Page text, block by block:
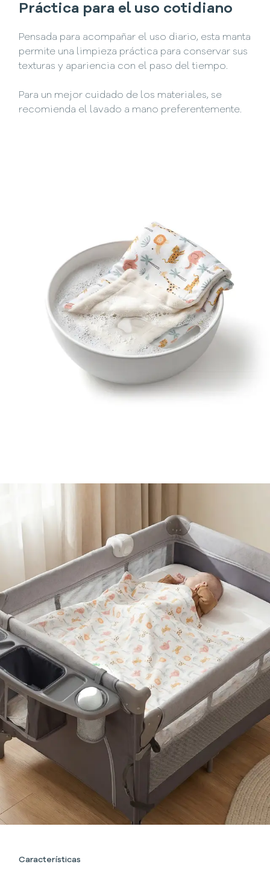
Práctica para el uso cotidiano
Pensada para acompañar el uso diario, esta manta
permite una limpieza práctica para conservar sus
texturas y apariencia con el paso del tiempo.
Para un mejor cuidado de los materiales, se
recomienda el lavado a mano preferentemente.
Características